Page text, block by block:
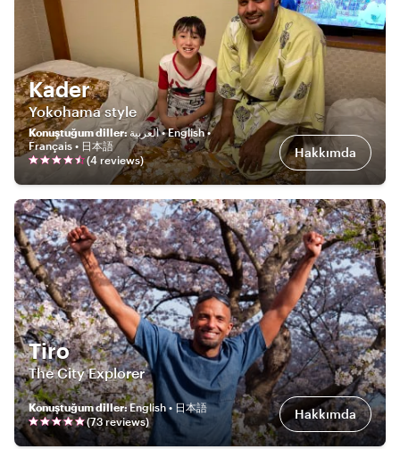
Kader
Yokohama style
Konuştuğum diller:العربية • English •
Français • 日本語
(4 reviews) Hakkımda
Tiro
The City Explorer
Konuştuğum diller:English • 日本語
(73reviews) Hakkımda